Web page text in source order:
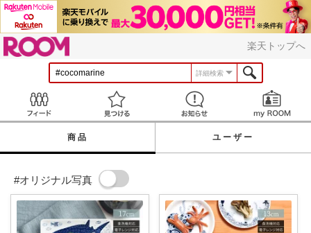
楽天トップへ
詳細検索
見つける お知らせ
商品 ユーザー
#オリジナル写真